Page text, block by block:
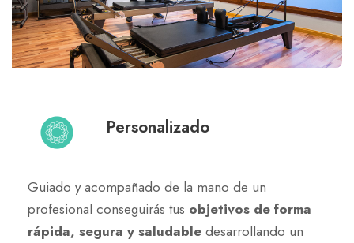
Personalizado
Guiado y acompañado de la mano de un
profesional conseguirás tus objetivos de forma
rápida, segura y saludable desarrollando un